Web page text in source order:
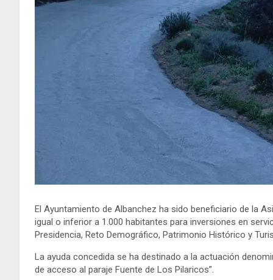
El Ayuntamiento de Albanchez ha sido beneficiario de la
igual o inferior a 1.000 habitantes para inversiones en
Presidencia, Reto Demográfico, Patrimonio Histórico y
La ayuda concedida se ha destinado a la actuación
de acceso al paraje Fuente de Los Pilaricos”.